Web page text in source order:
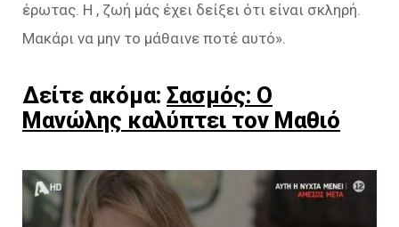
έρωτας. Η , ζωή μάς έχει δείξει ότι είναι σκληρή.
Μακάρι να μην το μάθαινε ποτέ αυτό».
Δείτε ακόμα: Σασμός: Ο
Μανώλης καλύπτει τον Μαθιό